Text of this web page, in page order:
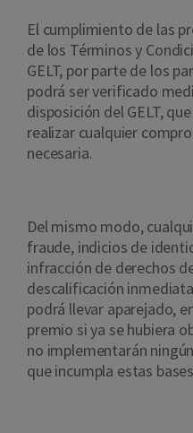
El cumplimiento de las
de los Términos y
GELT, por parte de los
podrá ser verificado
disposición del GELT,
realizar cualquier
necesaria.
Del mismo modo,
fraude, indicios de
infracción de derechos
descalificación
podrá llevar aparejado,
premio si ya se hubiera
no implementarán
que incumpla estas